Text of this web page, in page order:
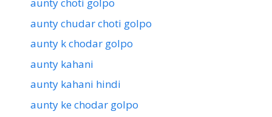
aunty choti golpo
aunty chudar choti golpo
aunty k chodar golpo
aunty kahani
aunty kahani hindi
aunty ke chodar golpo